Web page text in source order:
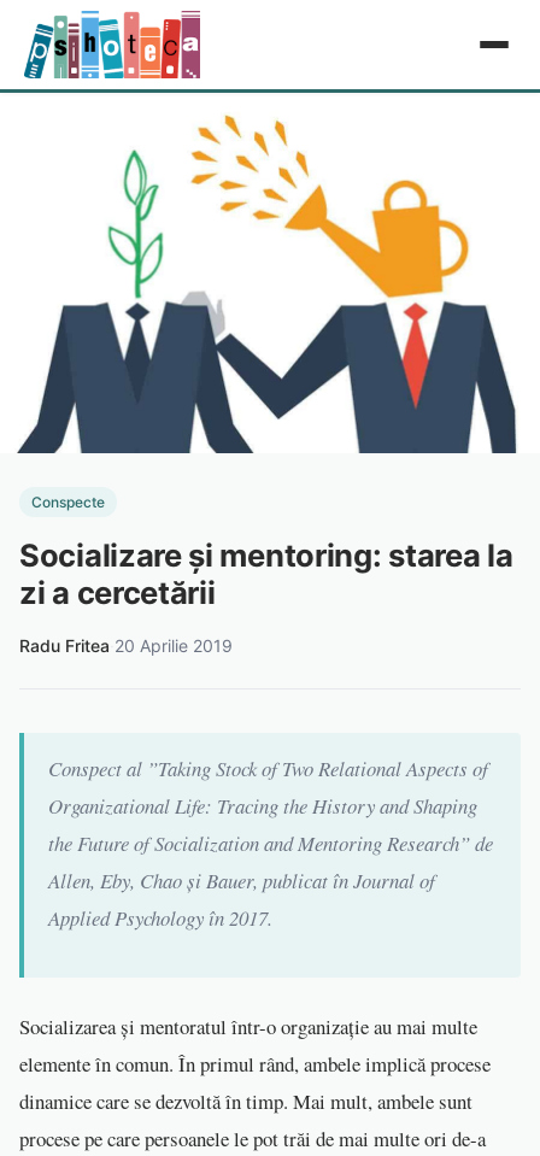
Conspecte
Socializare și mentoring: starea la
zi a cercetării
Radu Fritea 20 Aprilie 2019
Conspect al ”Taking Stock of Two Relational Aspects of
Organizational Life: Tracing the History and Shaping
the Future of Socialization and Mentoring Research” de
Allen, Eby, Chao și Bauer, publicat în Journal of
Applied Psychology în 2017.
Socializarea și mentoratul într-o organizație au mai multe
elemente în comun. În primul rând, ambele implică procese
dinamice care se dezvoltă în timp. Mai mult, ambele sunt
procese pe care persoanele le pot trăi de mai multe ori de-a